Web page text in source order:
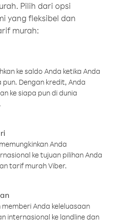
Pilih dari opsi
yang fleksibel dan
murah:
ke saldo Anda ketika Anda
Dengan kredit, Anda
ke siapa pun di dunia
Anda
ke tujuan pilihan Anda
tarif murah Viber.
Anda keleluasaan
internasional ke landline dan